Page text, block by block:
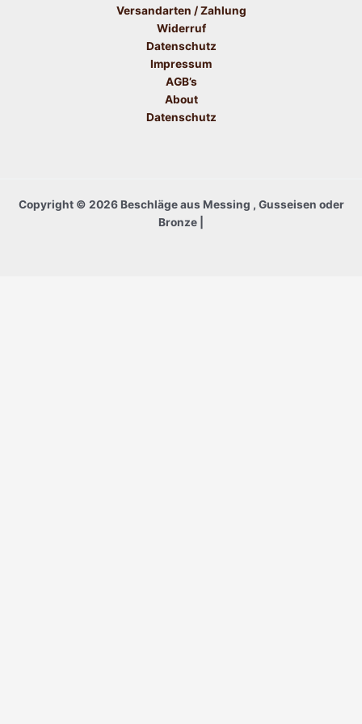
Versandarten / Zahlung
Widerruf
Datenschutz
Impressum
AGB’s
About
Datenschutz
Copyright © 2026 Beschläge aus Messing , Gusseisen oder
Bronze |